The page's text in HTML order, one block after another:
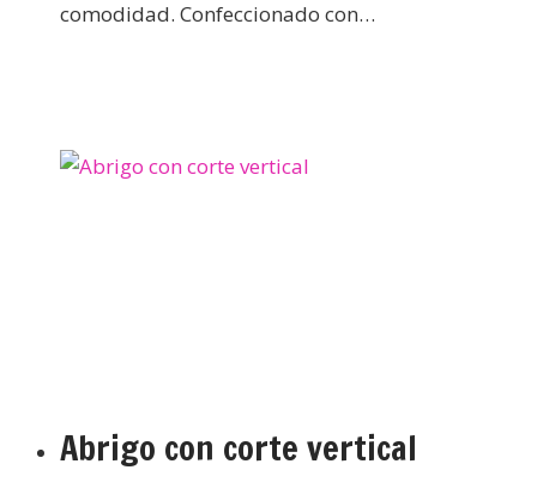
comodidad. Confeccionado con…
Abrigo con corte vertical